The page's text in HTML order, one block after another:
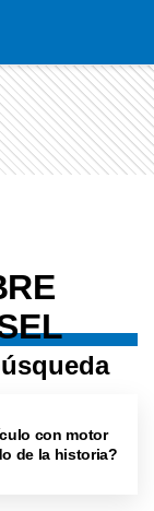
con motor
de la historia?